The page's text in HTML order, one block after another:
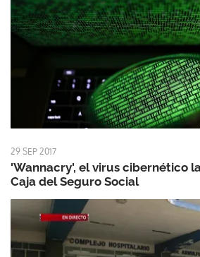
29 SEP 2017
'Wannacry', el virus cibernético
Caja del Seguro Social